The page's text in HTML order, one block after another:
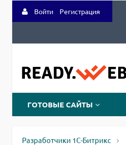
Войти Регистрация
ГОТОВЫЕ САЙТЫ
Разработчики 1С-Битрикс